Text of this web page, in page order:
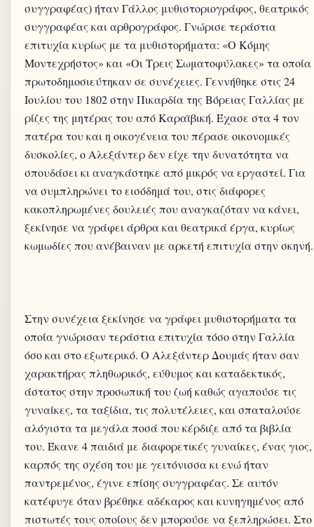
συγγραφέας) ήταν Γάλλος μυθιστοριογράφος, θεατρικός
συγγραφέας και αρθρογράφος. Γνώρισε τεράστια
επιτυχία κυρίως με τα μυθιστορήματα: «Ο Κόμης
Μοντεχρήστος» και «Οι Τρεις Σωματοφύλακες» τα οποία
πρωτοδημοσιεύτηκαν σε συνέχειες. Γεννήθηκε στις 24
Ιουλίου του 1802 στην Πικαρδία της Βόρειας Γαλλίας με
ρίζες της μητέρας του από Καραϊβική. Έχασε στα 4 τον
πατέρα του και η οικογένεια του πέρασε οικονομικές
δυσκολίες, ο Αλεξάντερ δεν είχε την δυνατότητα να
σπουδάσει κι αναγκάστηκε από μικρός να εργαστεί. Για
να συμπληρώνει το εισόδημά του, στις διάφορες
κακοπληρωμένες δουλειές που αναγκαζόταν να κάνει,
ξεκίνησε να γράφει άρθρα και θεατρικά έργα, κυρίως
Στην συνέχεια ξεκίνησε να γράφει μυθιστορήματα τα
οποία γνώρισαν τεράστια επιτυχία τόσο στην Γαλλία
όσο και στο εξωτερικό. Ο Αλεξάντερ Δουμάς ήταν σαν
χαρακτήρας πληθωρικός, εύθυμος και καταδεκτικός,
άστατος στην προσωπική του ζωή καθώς αγαπούσε τις
γυναίκες, τα ταξίδια, τις πολυτέλειες, και σπαταλούσε
αλόγιστα τα μεγάλα ποσά που κέρδιζε από τα βιβλία
του. Έκανε 4 παιδιά με διαφορετικές γυναίκες, ένας γιος,
καρπός της σχέση του με γειτόνισσα κι ενώ ήταν
παντρεμένος, έγινε επίσης συγγραφέας. Σε αυτόν
κατέφυγε όταν βρέθηκε αδέκαρος και κυνηγημένος από
πιστωτές τους οποίους δεν μπορούσε να ξεπληρώσει. Στο